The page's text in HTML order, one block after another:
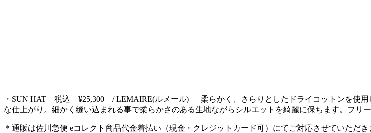
・ SUN HAT 税込 ¥25,300 – / LEMAIRE(ルメール) 柔らかく、さらりとしたドライコットンを使用
な仕上がり。 細かく縫い込まれる事で柔らかさのある生地ながらシルエットを綺麗に保ちます。フリー
＊通販は佐川急便 eコレクト商品代金着払い（現金・クレジットカード可）にてご対応させていただき